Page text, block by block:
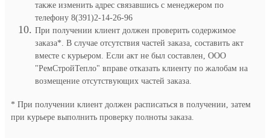
также изменить адрес связавшись с менеджером по
телефону 8(391)2-14-26-96
При получении клиент должен проверить содержимое
заказа*. В случае отсутствия частей заказа, составить акт
вместе с курьером. Если акт не был составлен, ООО
"РемСтройТепло" вправе отказать клиенту по жалобам на
возмещение отсутствующих частей заказа.
* При получении клиент должен расписаться в получении, затем
при курьере выполнить проверку полноты заказа.